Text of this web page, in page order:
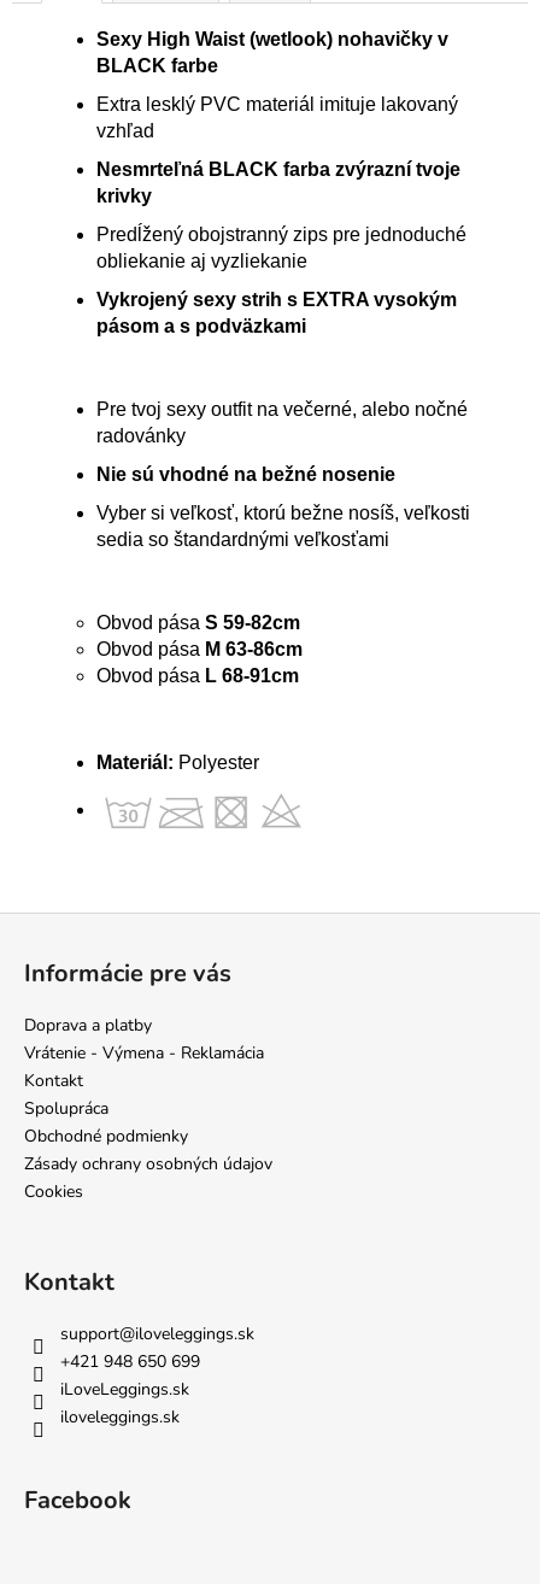
Sexy High Waist (wetlook) nohavičky v
BLACK farbe
Extra lesklý PVC materiál imituje lakovaný
vzhľad
Nesmrteľná BLACK farba zvýrazní tvoje
krivky
Predĺžený obojstranný zips pre jednoduché
obliekanie aj vyzliekanie
Vykrojený sexy strih s EXTRA vysokým
pásom a s podväzkami
Pre tvoj sexy outfit na večerné, alebo nočné
radovánky
Nie sú vhodné na bežné nosenie
Vyber si veľkosť, ktorú bežne nosíš, veľkosti
sedia so štandardnými veľkosťami
Obvod pása S 59-82cm
Obvod pása M 63-86cm
Obvod pása L 68-91cm
Materiál: Polyester
Informácie pre vás
Doprava a platby
Vrátenie - Výmena - Reklamácia
Kontakt
Spolupráca
Obchodné podmienky
Zásady ochrany osobných údajov
Cookies
Kontakt
support@iloveleggings.sk
+421 948 650 699
iLoveLeggings.sk
iloveleggings.sk
Facebook